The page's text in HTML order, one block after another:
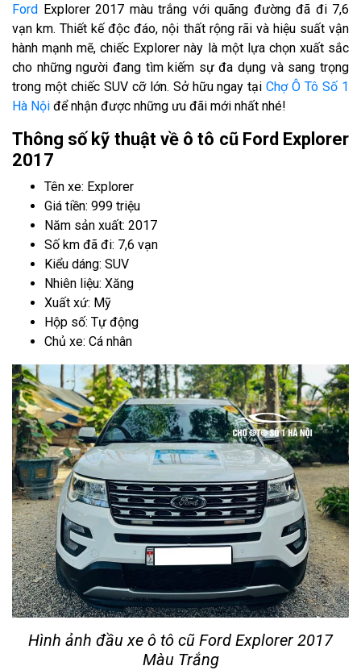
Ford
Explorer 2017 màu trắng với quãng đường đã đi 7,6
vạn km. Thiết kế độc đáo, nội thất rộng rãi và hiệu suất vận
hành mạnh mẽ, chiếc Explorer này là một lựa chọn xuất sắc
cho những người đang tìm kiếm sự đa dụng và sang trọng
trong một chiếc SUV cỡ lớn. Sở hữu ngay tạiChợ Ô Tô Số 1
Hà Nội để nhận được những ưu đãi mới nhất nhé!
Thông số kỹ thuật về ô tô cũ Ford Explorer
2017
Tên xe: Explorer
Giá tiền: 999 triệu
Năm sản xuất: 2017
Số km đã đi: 7,6 vạn
Kiểu dáng: SUV
Nhiên liệu: Xăng
Xuất xứ: Mỹ
Hộp số: Tự động
Chủ xe: Cá nhân
Hình ảnh đầu xe ô tô cũ Ford Explorer 2017
Màu Trắng